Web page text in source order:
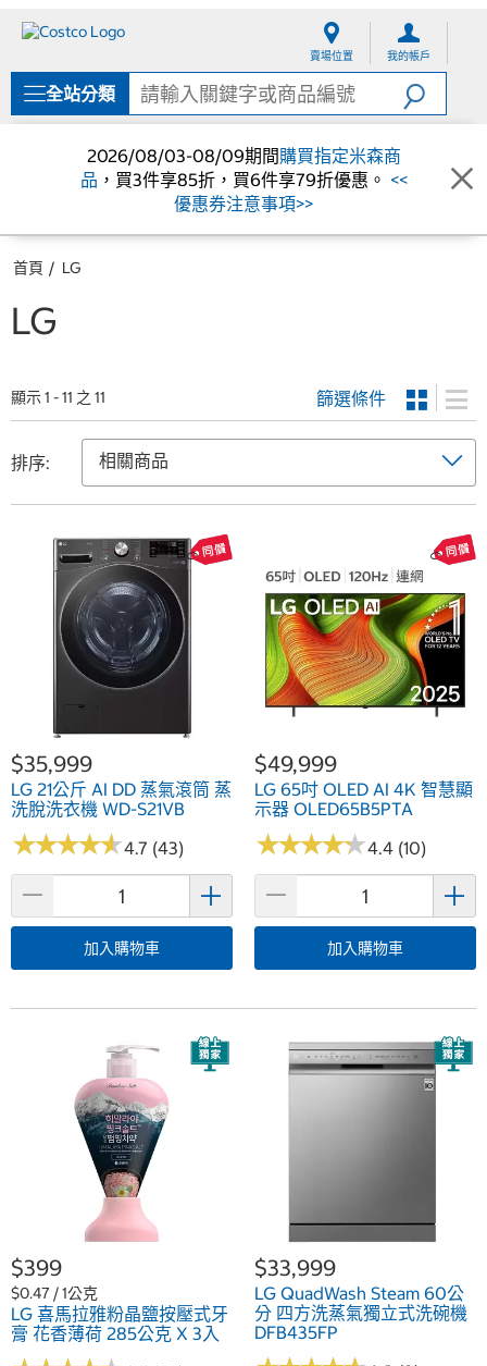
單
賣場位置 我的帳戶
全站分類
2026/08/03-08/09期間購買指定米森商
品 ，買3件享85折，買6件享79折優惠。 <<
優惠券注意事項>>
首頁 LG
LG
顯示 1 - 11 之 11 篩選條件
排序:
$35,999
LG 21公斤 AI DD 蒸氣滾筒 蒸
洗脫洗衣機 WD-S21VB
★★★★★
★★★★★4.7 (43)
加入購物車
$49,999
LG 65吋 OLED AI 4K 智慧顯
示器 OLED65B5PTA
★★★★★
★★★★★4.4 (10)
加入購物車
$399
$0.47 / 1公克
LG 喜馬拉雅粉晶鹽按壓式牙
膏 花香薄荷 285公克 X 3入
$33,999
LG QuadWash Steam 60公
分 四方洗蒸氣獨立式洗碗機
DFB435FP